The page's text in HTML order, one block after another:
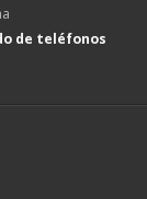
de teléfonos